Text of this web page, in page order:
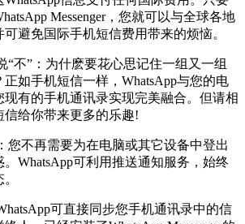
Messenger，您就可以与全球各地
避免国际手机短信费用带来的烦恼。
不”：为什麽要花心思记住一组又一组
如手机短信一样，WhatsApp与您的电
有的手机通讯录实现完美融合。但请相
给你带来更多的乐趣!
不再需要为在电脑或其它设备中登出
WhatsApp可利用推送通知服务，始终
可直接同步您手机通讯录中的信